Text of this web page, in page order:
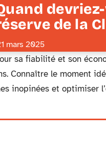
de la
mars 2025
sa fiabilité et son
Connaître le moment
inopinées et optimiser